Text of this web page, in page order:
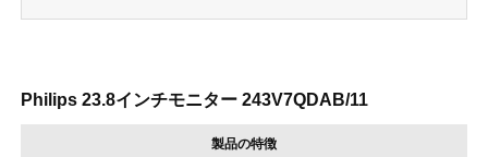
Philips 23.8インチモニター 243V7QDAB/11
製品の特徴